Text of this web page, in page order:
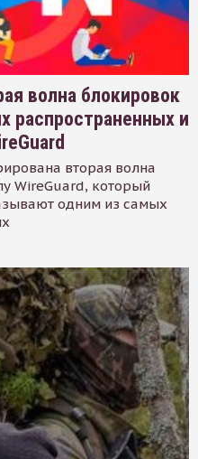
волна блокировок
распространенных и
вторая волна
WireGuard, который
одним из самых